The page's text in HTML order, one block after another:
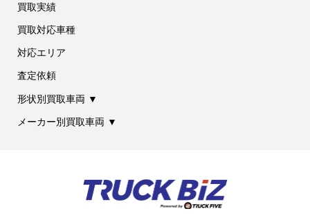
買取実績
買取対応車種
対応エリア
査定依頼
形状別買取車両 ▼
メーカー別買取車両 ▼